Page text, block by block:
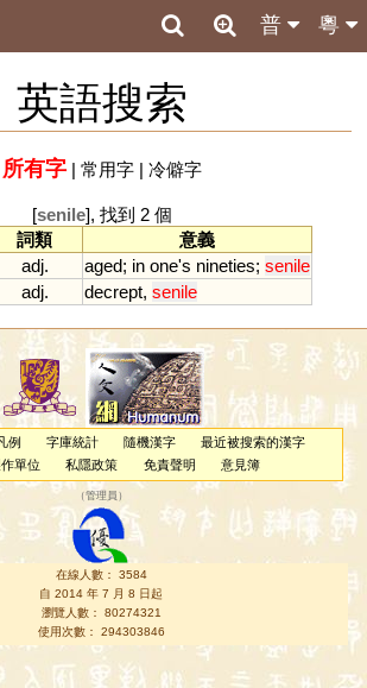
粵
普
英語搜索
所有字| 常用字| 冷僻字
[senile], 找到 2 個
詞類
意義
adj. aged; in one's nineties; senile
adj. decrept, senile
例 字庫統計 隨機漢字
最近被搜索的漢字
單位 私隱政策 免責聲明 意見簿
（管理員 ）
在線人數： 3584
自 2014 年 7 月 8 日起
瀏覽人數： 80274321
使用次數： 294303846